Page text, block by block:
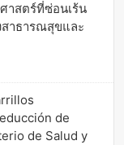
าสตร์ที่ซ่อนเร้น
สาธารณสุขและ
de
de Salud y